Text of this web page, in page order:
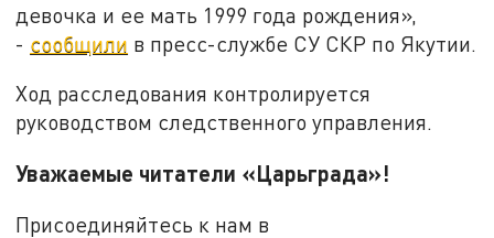
девочка и ее мать 1999 года рождения»,
- сообщили в пресс-службе СУ СКР по Якутии.
Ход расследования контролируется
руководством следственного управления.
Уважаемые читатели «Царьграда»!
Присоединяйтесь к нам в